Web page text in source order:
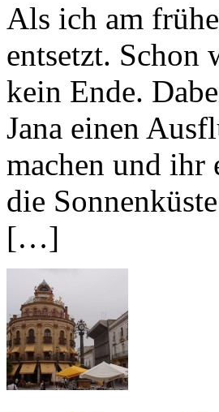
Als ich am
entsetzt. Schon
kein Ende.
Jana einen
machen und ihr
die
[…]